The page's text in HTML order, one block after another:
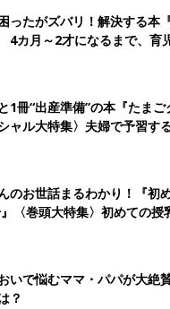
ったがズバリ！解決する本
カ月～2才になるまで、育
！
1冊“出産準備”の本『たまご
シャル大特集〉夫婦で予習す
のお世話まるわかり！『初
〈巻頭大特集〉初めての授
ぱい・ミルクの基本と夏の
いで悩むママ・パパが大絶
？